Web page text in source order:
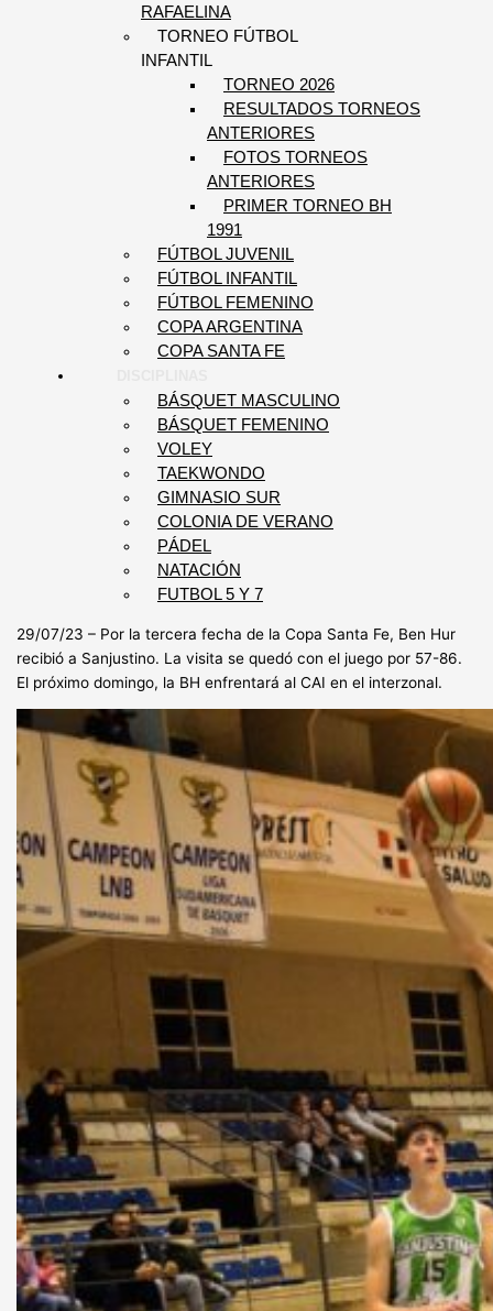
RAFAELINA
TORNEO FÚTBOL
INFANTIL
TORNEO 2026
RESULTADOS TORNEOS
ANTERIORES
FOTOS TORNEOS
ANTERIORES
PRIMER TORNEO BH
1991
FÚTBOL JUVENIL
FÚTBOL INFANTIL
FÚTBOL FEMENINO
COPA ARGENTINA
COPA SANTA FE
BÁSQUET MASCULINO
BÁSQUET FEMENINO
VOLEY
TAEKWONDO
GIMNASIO SUR
COLONIA DE VERANO
PÁDEL
NATACIÓN
FUTBOL 5 Y 7
29/07/23 – Por la tercera fecha de la Copa Santa Fe, Ben Hur
recibió a Sanjustino. La visita se quedó con el juego por 57-86.
El próximo domingo, la BH enfrentará al CAI en el interzonal.